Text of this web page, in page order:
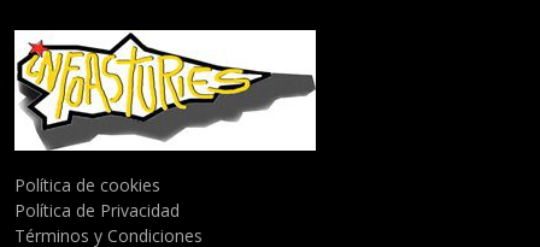
Política de cookies
Política de Privacidad
Términos y Condiciones